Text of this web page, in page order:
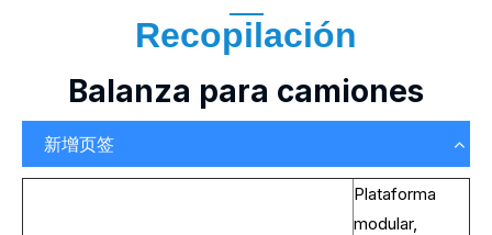
Recopilación
Balanza para camiones
新增页签
Plataforma
modular,